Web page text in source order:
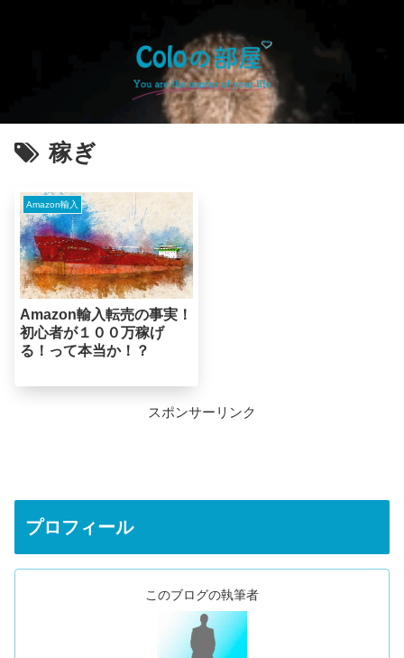
稼ぎ
Amazon輸入
Amazon輸入転売の事実！
初心者が１００万稼げ
る！って本当か！？
スポンサーリンク
プロフィール
このブログの執筆者